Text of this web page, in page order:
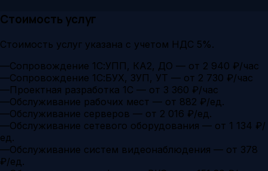
Стоимость услуг
Стоимость услуг указана с учетом НДС 5%.
—Сопровождение 1С:УПП, КА2, ДО — от 2 940 ₽/час
—Сопровождение 1С:БУХ, ЗУП, УТ — от 2 730 ₽/час
—Проектная разработка 1С — от 3 360 ₽/час
—Обслуживание рабочих мест — от 882 ₽/ед.
—Обслуживание серверов — от 2 016 ₽/ед.
—Обслуживание сетевого оборудования — от 1 134 ₽/
ед.
—Обслуживание систем видеонаблюдения — от 378
₽/ед.